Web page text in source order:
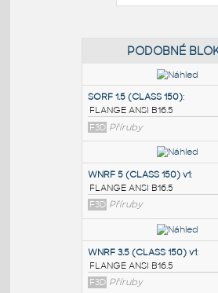
SORF 1.5 (CLASS 150):
FLANGE ANSI B16.5
F3D Příruby